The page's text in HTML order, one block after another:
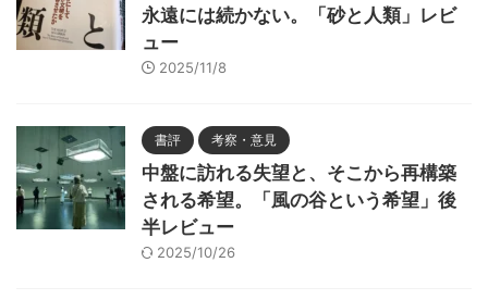
永遠には続かない。「砂と人類」レビ
ュー
2025/11/8
書評 考察・意見
中盤に訪れる失望と、そこから再構築
される希望。「風の谷という希望」後
半レビュー
2025/10/26